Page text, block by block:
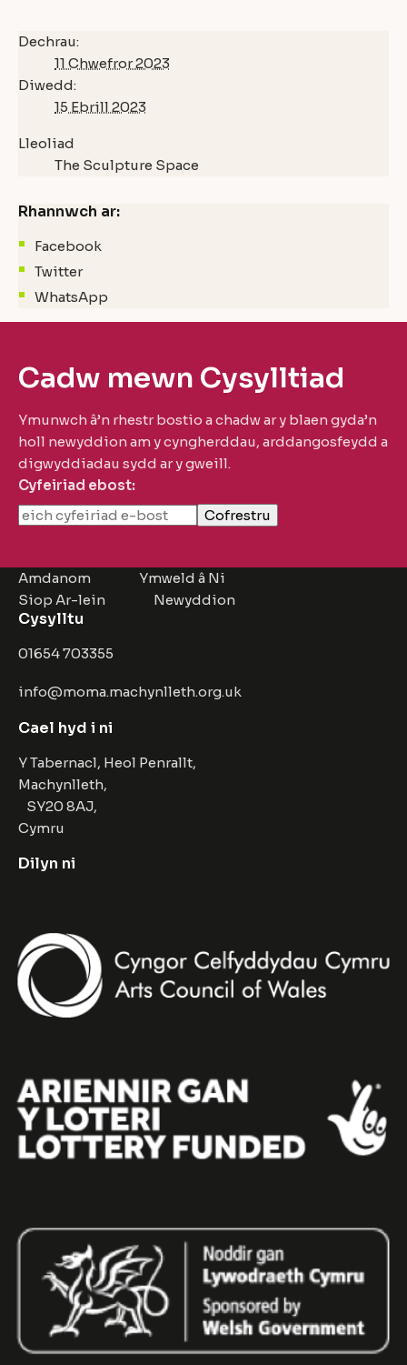
Dechrau:
11 Chwefror 2023
Diwedd:
15 Ebrill 2023
Lleoliad
The Sculpture Space
Rhannwch ar:
Facebook
Twitter
WhatsApp
Cadw mewn Cysylltiad
Ymunwch â’n rhestr bostio a chadw ar y blaen gyda’n
holl newyddion am y cyngherddau, arddangosfeydd a
digwyddiadau sydd ar y gweill.
Cyfeiriad ebost:
Amdanom
Ymweld â Ni
Siop Ar-lein
Newyddion
Cysylltu
01654 703355
info@moma.machynlleth.org.uk
Cael hyd i ni
Y Tabernacl, Heol Penrallt,
Machynlleth,
SY20 8AJ,
Cymru
Dilyn ni